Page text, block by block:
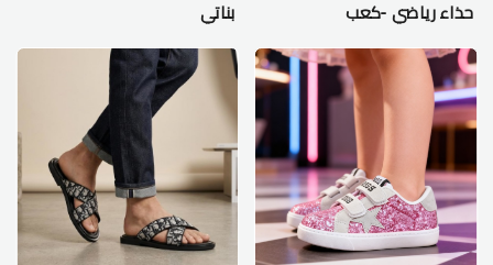
حذاء رياضي -كعب بناتي